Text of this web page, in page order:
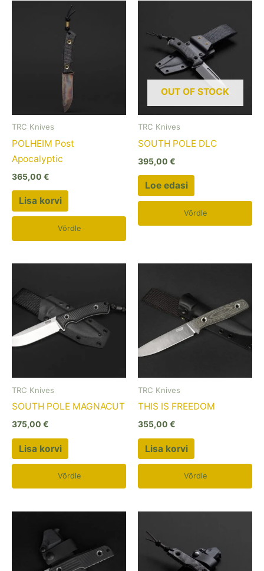
TRC Knives
POLHEIM Post
Apocalyptic
365,00 €
Lisa korvi
Võrdle
OUT OF STOCK
TRC Knives
SOUTH POLE DLC
395,00 €
Loe edasi
Võrdle
TRC Knives
SOUTH POLE MAGNACUT
375,00 €
Lisa korvi
Võrdle
TRC Knives
THIS IS FREEDOM
355,00 €
Lisa korvi
Võrdle